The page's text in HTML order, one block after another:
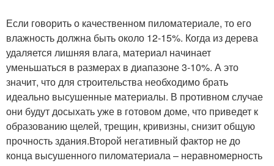
Если говорить о качественном пиломатериале, то его
влажность должна быть около 12-15%. Когда из дерева
удаляется лишняя влага, материал начинает
уменьшаться в размерах в диапазоне 3-10%. А это
значит, что для строительства необходимо брать
идеально высушенные материалы. В противном случае
они будут досыхать уже в готовом доме, что приведет к
образованию щелей, трещин, кривизны, снизит общую
прочность здания.Второй негативный фактор не до
конца высушенного пиломатериала – неравномерность